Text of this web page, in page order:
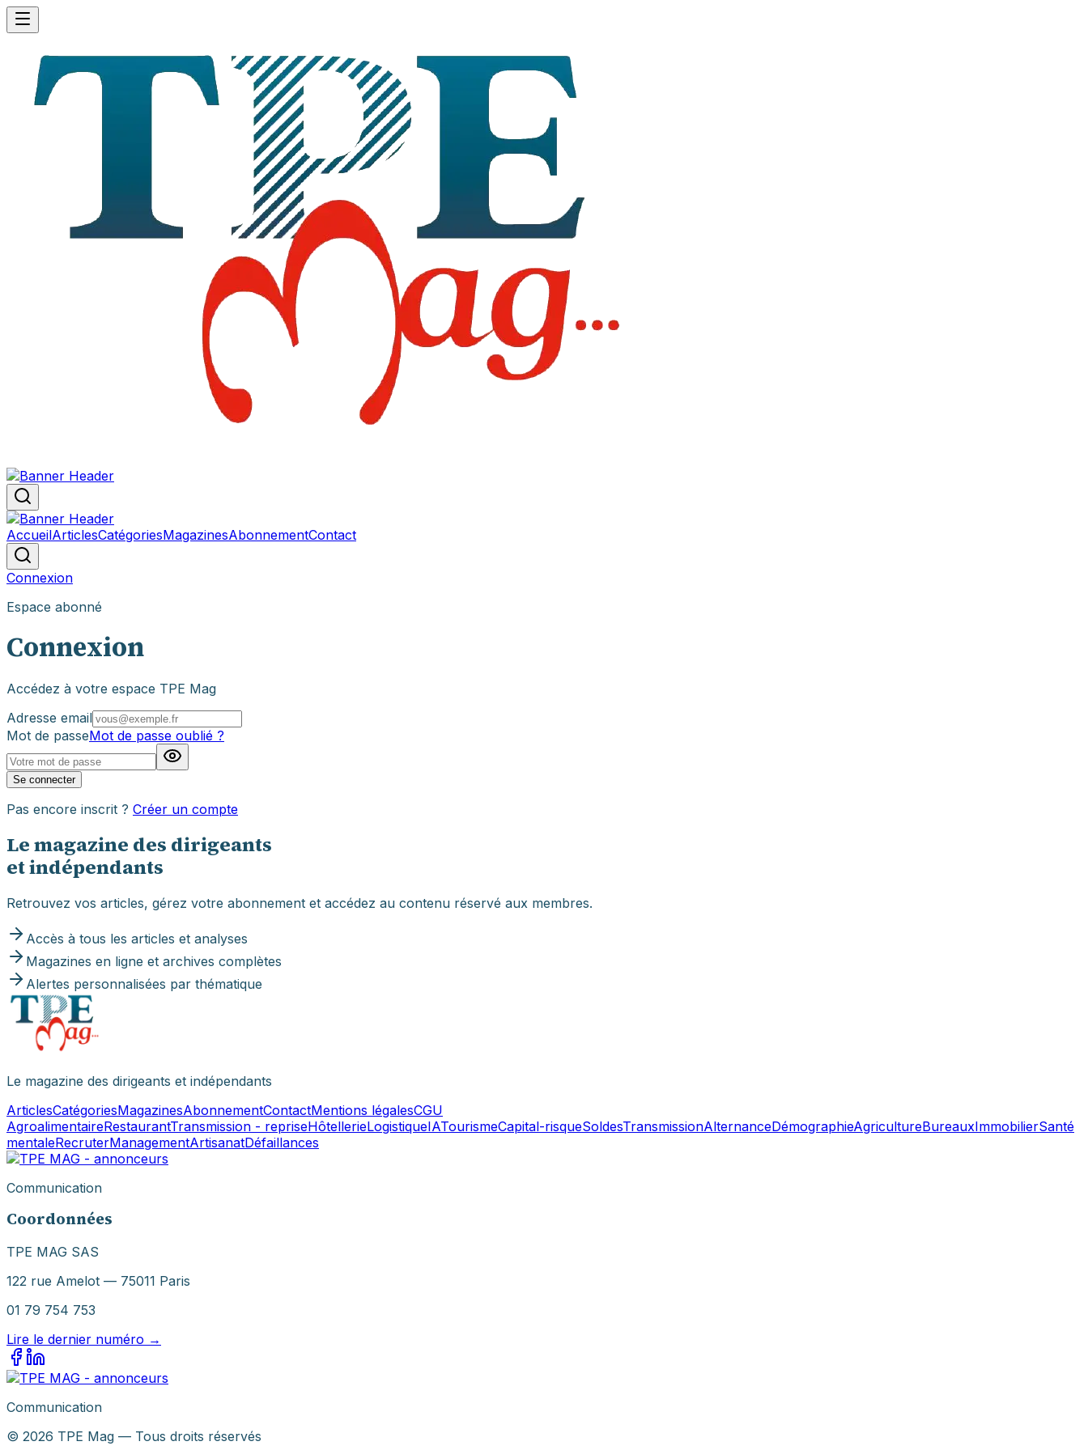
AccueilArticlesCatégoriesMagazinesAbonnementContact
Connexion
Espace abonné
Connexion
Accédez à votre espace TPE Mag
Adresse email
Mot de passeMot de passe oublié ?
Se connecter
Pas encore inscrit ? Créer un compte
Le magazine des dirigeants
et indépendants
Retrouvez vos articles, gérez votre abonnement et accédez au contenu réservé aux membres.
Accès à tous les articles et analyses
Magazines en ligne et archives complètes
Alertes personnalisées par thématique
Le magazine des dirigeants et indépendants
ArticlesCatégoriesMagazinesAbonnementContactMentions légalesCGU
AgroalimentaireRestaurantTransmission - repriseHôtellerieLogistiqueIATourismeCapital-risqueSoldesTransmissionAlternanceDémographieAgricultureBureauxImmobilierSanté
mentaleRecruterManagementArtisanatDéfaillances
Communication
Coordonnées
TPE MAG SAS
122 rue Amelot — 75011 Paris
01 79 754 753
Lire le dernier numéro →
Communication
© 2026 TPE Mag — Tous droits réservés